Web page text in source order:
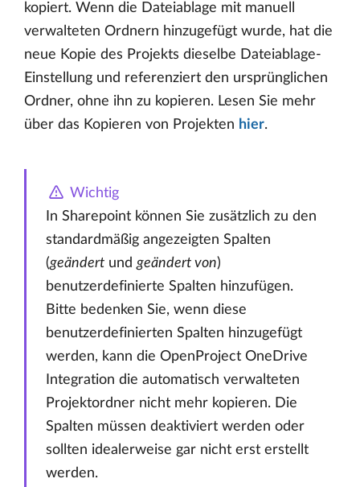
kopiert. Wenn die Dateiablage mit manuell
verwalteten Ordnern hinzugefügt wurde, hat die
neue Kopie des Projekts dieselbe Dateiablage-
Einstellung und referenziert den ursprünglichen
Ordner, ohne ihn zu kopieren. Lesen Sie mehr
über das Kopieren von Projekten hier.
Wichtig
In Sharepoint können Sie zusätzlich zu den
standardmäßig angezeigten Spalten
(geändert und geändert von)
benutzerdefinierte Spalten hinzufügen.
Bitte bedenken Sie, wenn diese
benutzerdefinierten Spalten hinzugefügt
werden, kann die OpenProject OneDrive
Integration die automatisch verwalteten
Projektordner nicht mehr kopieren. Die
Spalten müssen deaktiviert werden oder
sollten idealerweise gar nicht erst erstellt
werden.